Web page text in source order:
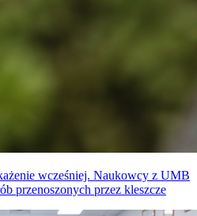
wcześniej. Naukowcy z UMB
przenoszonych przez kleszcze